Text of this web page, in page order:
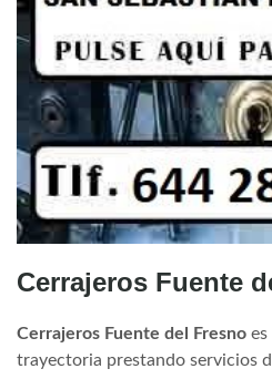
Cerrajeros Fuente
Cerrajeros Fuente del Fresno es
trayectoria prestando servicios